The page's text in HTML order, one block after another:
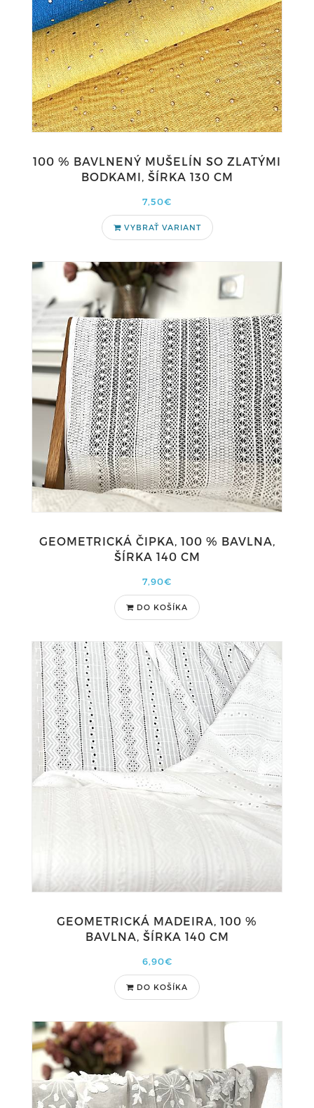
100 % BAVLNENÝ MUŠELÍN SO ZLATÝMI
BODKAMI, ŠÍRKA 130 CM
7,50€
VYBRAŤ VARIANT
GEOMETRICKÁ ČIPKA, 100 % BAVLNA,
ŠÍRKA 140 CM
7,90€
DO KOŠÍKA
GEOMETRICKÁ MADEIRA, 100 %
BAVLNA, ŠÍRKA 140 CM
6,90€
DO KOŠÍKA